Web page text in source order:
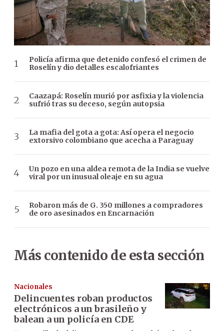
Policía afirma que detenido confesó el crimen de
Roselín y dio detalles escalofriantes
Caazapá: Roselín murió por asfixia y la violencia
sufrió tras su deceso, según autopsia
La mafia del gota a gota: Así opera el negocio
extorsivo colombiano que acecha a Paraguay
Un pozo en una aldea remota de la India se vuelve
viral por un inusual oleaje en su agua
Robaron más de G. 350 millones a compradores
de oro asesinados en Encarnación
Más contenido de esta sección
Nacionales
Delincuentes roban productos
electrónicos a un brasileño y
balean a un policía en CDE